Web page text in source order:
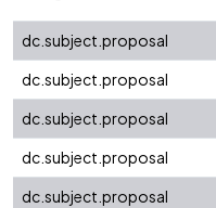
dc.subject.proposal
dc.subject.proposal
dc.subject.proposal
dc.subject.proposal
dc.subject.proposal